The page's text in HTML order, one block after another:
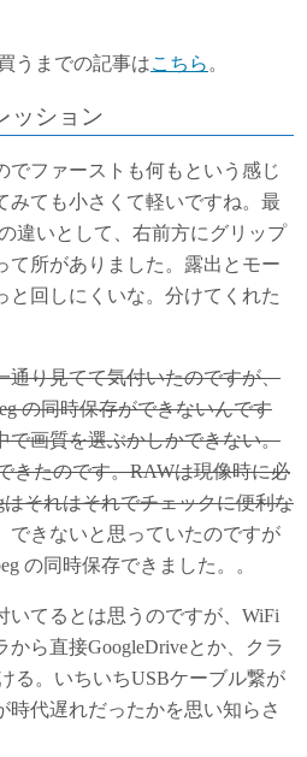
うまでの記事はこちら 。
ッション
でファーストも何もという感じ
みても小さくて軽いですね。最
違いとして、右前方にグリップ
て所がありました。露出とモー
と回しにくいな。分けてくれた
通り見てて気付いたのですが、
の同時保存ができないんです
で画質を選ぶかしかできない。
きたのです。RAWは現像時に必
それはそれでチェックに便利な
できないと思っていたのですが
の同時保存できました。。
いてるとは思うのですが、WiFi
ら直接GoogleDriveとか、クラ
る。いちいちUSBケーブル繋が
時代遅れだったかを思い知らさ